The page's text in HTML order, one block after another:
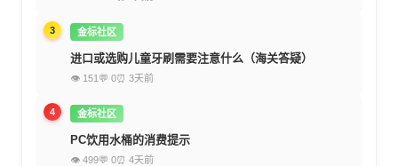
3 金标社区
进口或选购儿童牙刷需要注意什么（海关答疑）
👁 151 💬 0⏰ 3天前
4 金标社区
PC饮用水桶的消费提示
👁 499💬 0⏰ 4天前